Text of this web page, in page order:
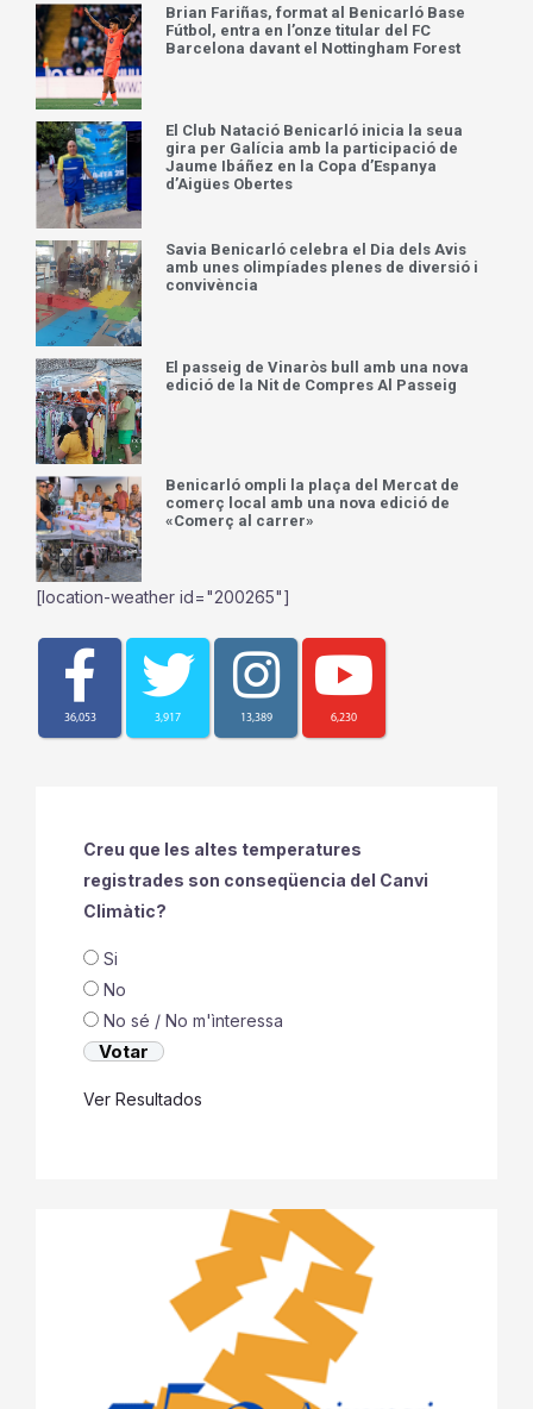
Brian Fariñas, format al Benicarló Base
Fútbol, entra en l’onze titular del FC
Barcelona davant el Nottingham Forest
El Club Natació Benicarló inicia la seua
gira per Galícia amb la participació de
Jaume Ibáñez en la Copa d’Espanya
d’Aigües Obertes
Savia Benicarló celebra el Dia dels Avis
amb unes olimpíades plenes de diversió i
convivència
El passeig de Vinaròs bull amb una nova
edició de la Nit de Compres Al Passeig
Benicarló ompli la plaça del Mercat de
comerç local amb una nova edició de
«Comerç al carrer»
[location-weather id="200265"]
36,053 3,917 13,389 6,230
Creu que les altes temperatures
registrades son conseqüencia del Canvi
Climàtic?
Si
No
No sé / No m'ìnteressa
Ver Resultados